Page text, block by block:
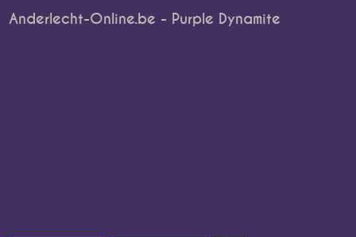
Anderlecht-Online.be - Purple Dynamite